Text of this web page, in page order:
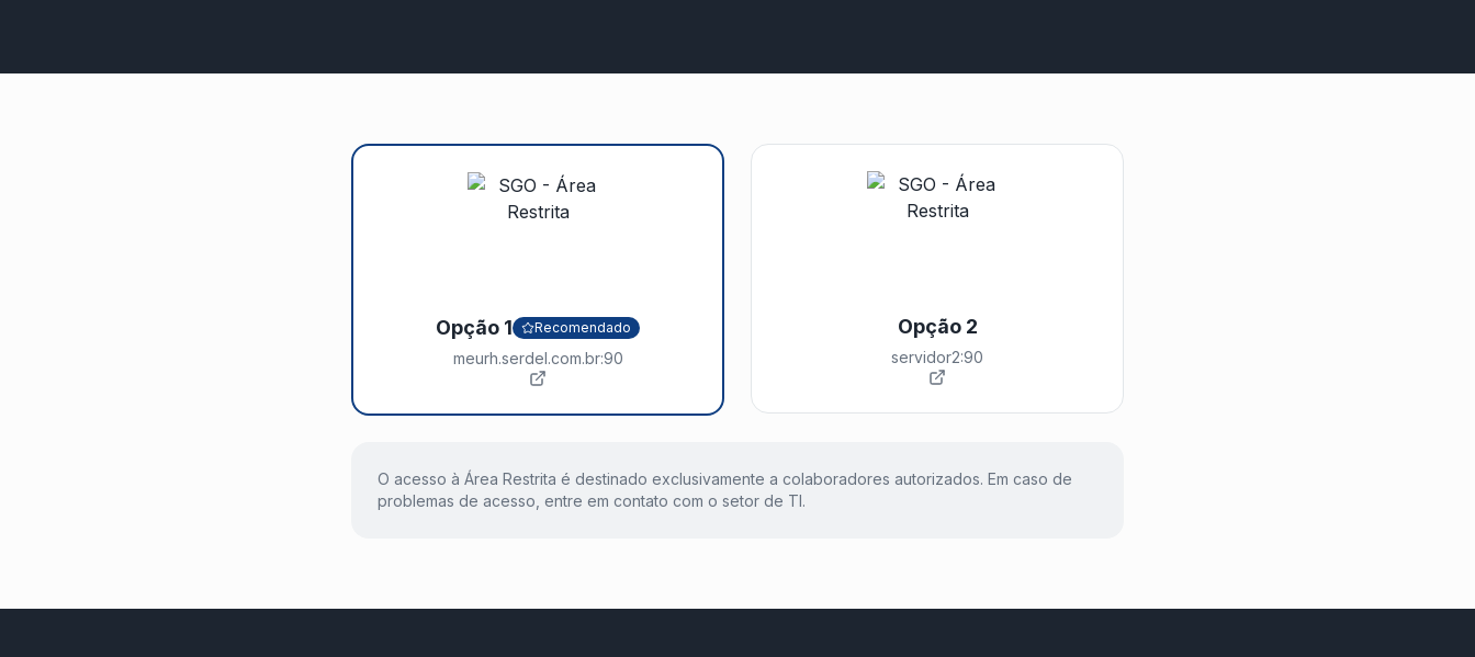
Opção 1 Recomendado
meurh.serdel.com.br:90
Opção 2
servidor2:90
O acesso à Área Restrita é destinado exclusivamente a colaboradores autorizados. Em caso de
problemas de acesso, entre em contato com o setor de TI.